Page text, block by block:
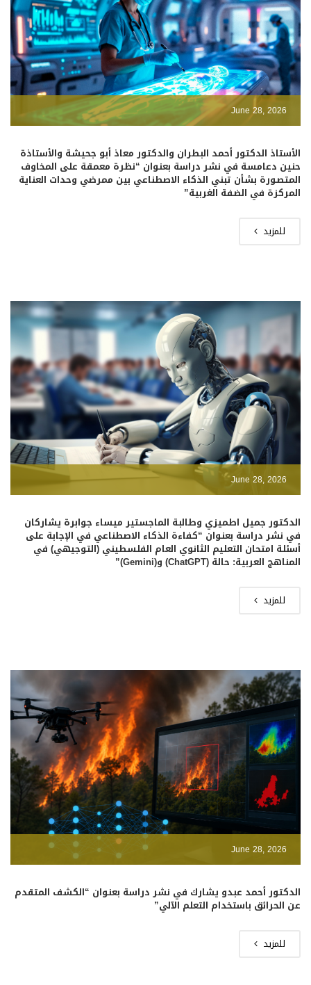
June 28, 2026
الأستاذ الدكتور أحمد البطران والدكتور معاذ أبو جحيشة والأستاذة
حنين دعامسة في نشر دراسة بعنوان “نظرة معمقة على المخاوف
المتصورة بشأن تبني الذكاء الاصطناعي بين ممرضي وحدات العناية
المركزة في الضفة الغربية”
للمزيد
June 28, 2026
الدكتور جميل اطميزي وطالبة الماجستير ميساء جوابرة يشاركان
في نشر دراسة بعنوان “كفاءة الذكاء الاصطناعي في الإجابة على
أسئلة امتحان التعليم الثانوي العام الفلسطيني (التوجيهي) في
المناهج العربية: حالة (ChatGPT) و(Gemini)”
للمزيد
June 28, 2026
الدكتور أحمد عبدو يشارك في نشر دراسة بعنوان “الكشف المتقدم
عن الحرائق باستخدام التعلم الآلي”
للمزيد